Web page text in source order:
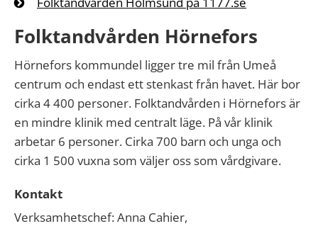
Folktandvården Hörnefors
Hörnefors kommundel ligger tre mil från Umeå
centrum och endast ett stenkast från havet. Här bor
cirka 4 400 personer. Folktandvården i Hörnefors är
en mindre klinik med centralt läge. På vår klinik
arbetar 6 personer. Cirka 700 barn och unga och
cirka 1 500 vuxna som väljer oss som vårdgivare.
Kontakt
Verksamhetschef: Anna Cahier,